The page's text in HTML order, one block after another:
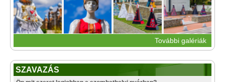
További galériák
SZAVAZÁS